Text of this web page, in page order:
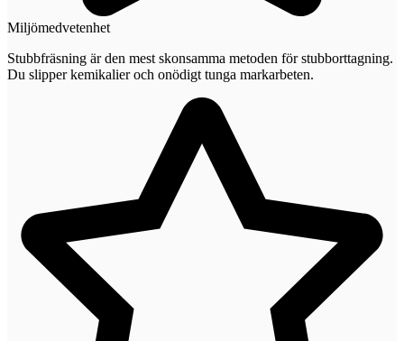
Miljömedvetenhet
Stubbfräsning är den mest skonsamma metoden för stubborttagning.
Du slipper kemikalier och onödigt tunga markarbeten.